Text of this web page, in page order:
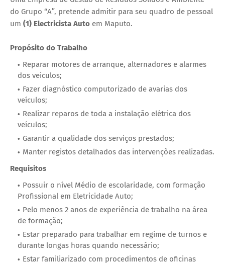
do Grupo “A”, pretende admitir para seu quadro de pessoal
um (1) Electricista Auto em Maputo.
Propósito do Trabalho
Reparar motores de arranque, alternadores e alarmes
dos veiculos;
Fazer diagnóstico computorizado de avarias dos
veículos;
Realizar reparos de toda a instalação elétrica dos
veículos;
Garantir a qualidade dos serviços prestados;
Manter registos detalhados das intervenções realizadas.
Requisitos
Possuir o nível Médio de escolaridade, com formação
Profissional em Eletricidade Auto;
Pelo menos 2 anos de experiência de trabalho na área
de formação;
Estar preparado para trabalhar em regime de turnos e
durante longas horas quando necessário;
Estar familiarizado com procedimentos de oficinas